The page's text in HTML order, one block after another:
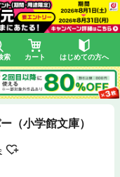
索 カート はじめての方へ
（小学館文庫）